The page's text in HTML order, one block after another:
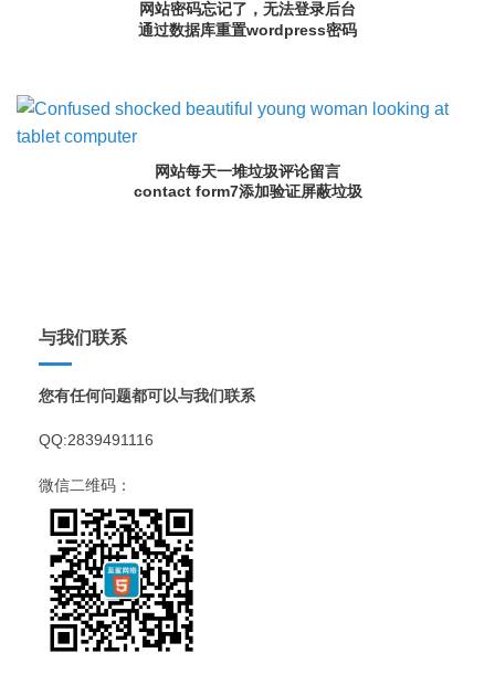
网站密码忘记了，无法登录后台
通过数据库重置wordpress密码
网站每天一堆垃圾评论留言
contact form7添加验证屏蔽垃圾
与我们联系
您有任何问题都可以与我们联系
QQ:2839491116
微信二维码：